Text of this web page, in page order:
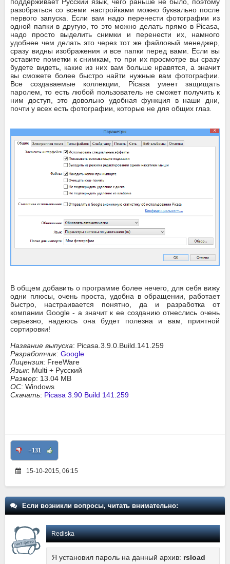
разобраться со всеми настройками можно буквально после
первого запуска. Если вам надо перенести фотографии из
одной папки в другую, то это можно делать прямо в Picasa,
надо просто выделить снимки и перенести их, намного
удобнее чем делать это через тот же файловый менеджер,
сразу видны изображения и все папки перед вами. Если вы
оставите пометки к снимкам, то при их просмотре вы сразу
будете видеть, какие из них вам больше нравятся, а значит
вы сможете более быстро найти нужные вам фотографии.
Все создаваемые коллекции, Picasa умеет защищать
паролем, то есть любой пользователь не сможет получить к
ним доступ, это довольно удобная функция в наши дни,
почти у всех есть фотографии, которые не для общих глаз.
В общем добавить о программе более нечего, для себя вижу
одни плюсы, очень проста, удобна в обращении, работает
быстро, настраивается понятно, да и разработка от
компании Google - а значит к ее созданию отнеслись очень
серьезно, надеюсь она будет полезна и вам, приятной
сортировки!
Название выпуска: Picasa.3.9.0.Build.141.259
Разработчик: Google
Лицензия: FreeWare
Язык: Multi + Русский
Размер: 13.04 MB
ОС: Windows
Скачать: Picasa 3.90 Build 141.259
+131
15-10-2015, 06:15
Если возникли вопросы, читать внимательно:
Rediska
Я установил пароль на данный архив: rsload